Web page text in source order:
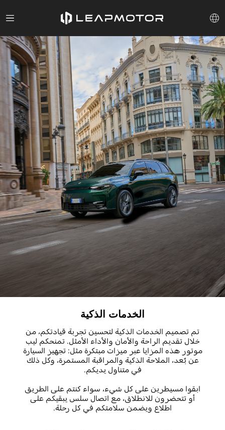
الخدمات الذكية
تم تصميم الخدمات الذكية لتحسين تجربة قيادتكم، من
خلال تقديم الراحة والأمان والأداء الأمثل. تمنحكم ليب
موتور هذه المزايا عبر ميزات مبتكرة مثل: تجهيز السيارة
عن بُعد، الملاحة الذكية والمراقبة المستمرة، وكل ذلك
في متناول يديكم.
ابقوا مسيطرين على كل شيء، سواء كنتم على الطريق
أو تتحضرون للانطلاق، مع اتصال سلس يبقيكم على
اطلاع ويضمن سلامتكم في كل رحلة.